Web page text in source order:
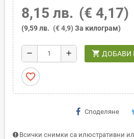
8,15 лв. (€ 4,17)
(9,59 лв. (€ 4,9) За килограм)
remove add shopping_cart ДОБАВИ
favorite_border
Споделяне
Всички снимки са илюстративни